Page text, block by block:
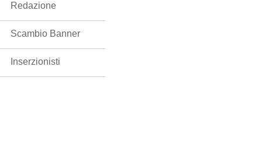
Redazione
Scambio Banner
Inserzionisti